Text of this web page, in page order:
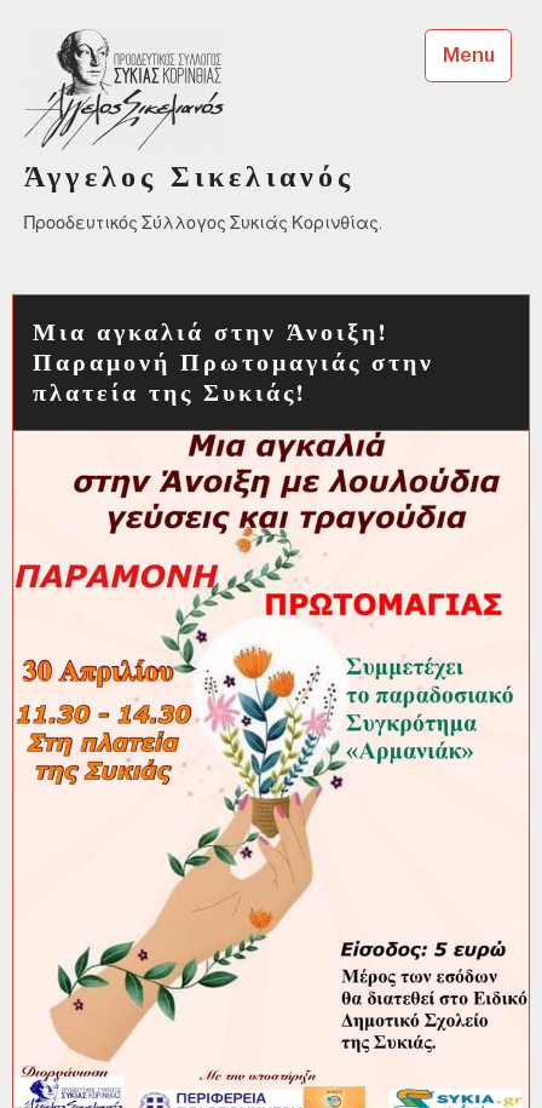
content
Άγγελος Σικελιανός
Προοδευτικός Σύλλογος Συκιάς Κορινθίας.
Menu
Μια αγκαλιά στην Άνοιξη!
Παραμονή Πρωτομαγιάς στην
πλατεία της Συκιάς!